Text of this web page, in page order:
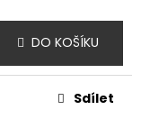
DO KOŠÍKU
Sdílet